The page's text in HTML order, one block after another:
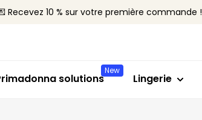
Recevez 10 % sur votre première commande !
New
solutions Lingerie
Culottes